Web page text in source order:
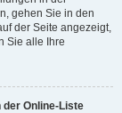
gehen Sie in den
der Seite angezeigt,
Sie alle Ihre
der Online-Liste